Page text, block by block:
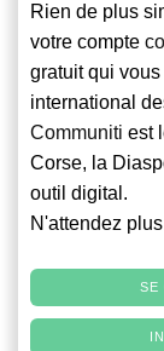
Rien de plus
votre compte
gratuit qui
international
Communiti est
Corse, la
outil digital.
N'attendez
SE